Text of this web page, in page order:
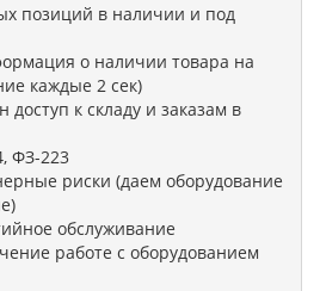
позиций в наличии и под
о наличии товара на
каждые 2 сек)
к складу и заказам в
ФЗ-223
риски (даем оборудование
обслуживание
работе с оборудованием